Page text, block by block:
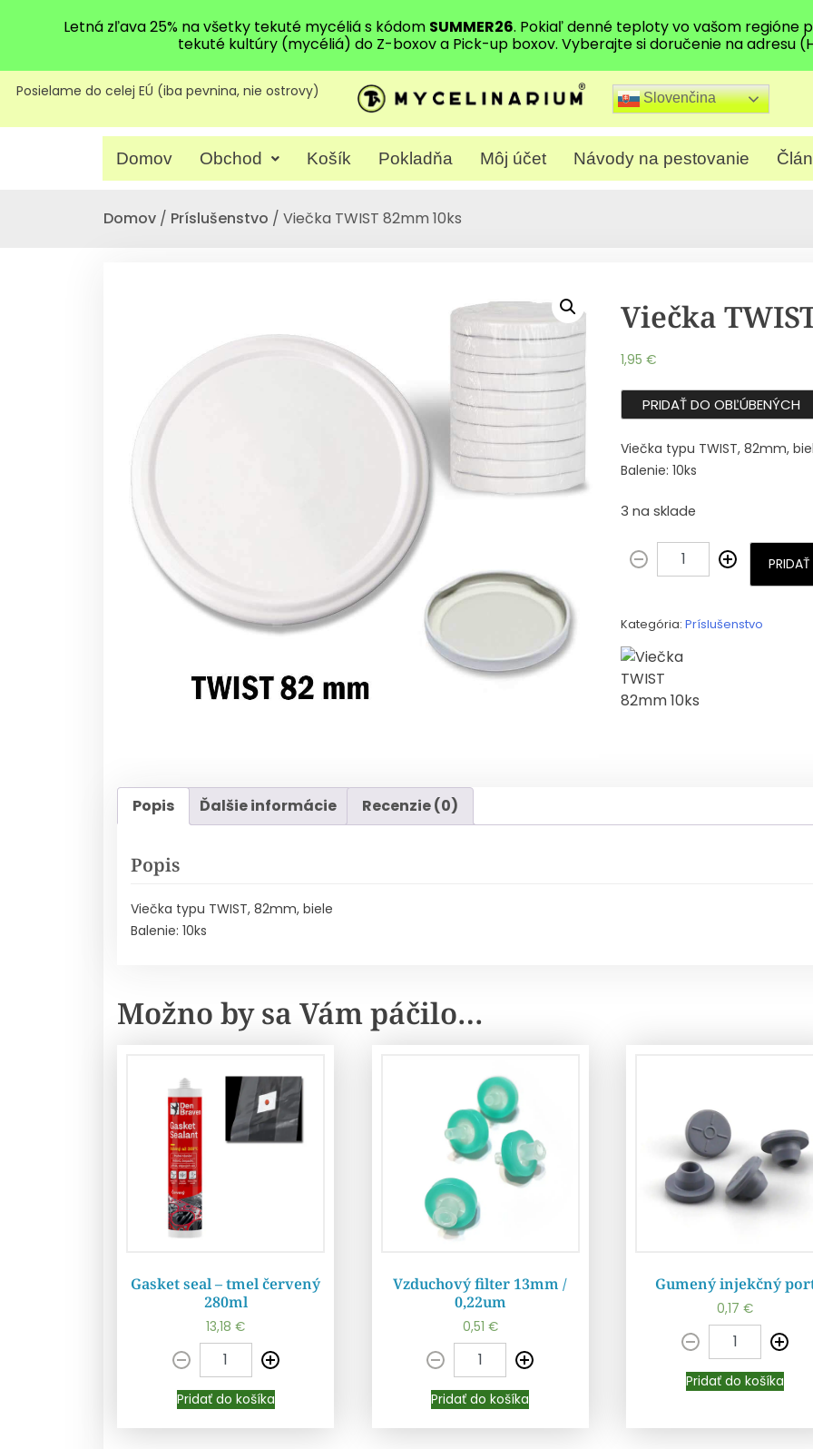
Posielame do celej EÚ (iba pevnina, nie ostrovy) Slovenčina
Domov Obchod Košík Pokladňa Môj účet Návody na pestovanie
Domov / Príslušenstvo / Viečka TWIST 82mm 10ks
Viečka
1,95 €
PRIDAŤ DO OBĽÚBENÝCH
Viečka typu TWIST, 82mm,
Balenie: 10ks
3 na sklade
Kategória: Príslušenstvo
Popis Ďalšie informácie Recenzie (0)
Popis
Viečka typu TWIST, 82mm, biele
Balenie: 10ks
Možno by sa Vám páčilo…
Pridať do košíka
Gasket seal – tmel červený
280ml
13,18€
Pridať do košíka
Pridať do košíka
Vzduchový filter 13mm /
0,22um
0,51 €
Pridať do košíka
Pridať do košíka
Gumený injekčný
0,17€
Pridať do košíka
Letná zľava 25% na všetky tekuté mycéliá s kódom SUMMER26. Pokiaľ denné teploty vo vašom regióne
tekuté kultúry (mycéliá) do Z-boxov a Pick-up boxov. Vyberajte si doručenie na adresu